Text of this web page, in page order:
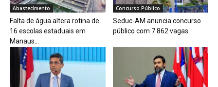
Abastecimento
Falta de água altera rotina de
16 escolas estaduais em
Manaus...
Concurso Público
Seduc-AM anuncia concurso
público com 7.862 vagas